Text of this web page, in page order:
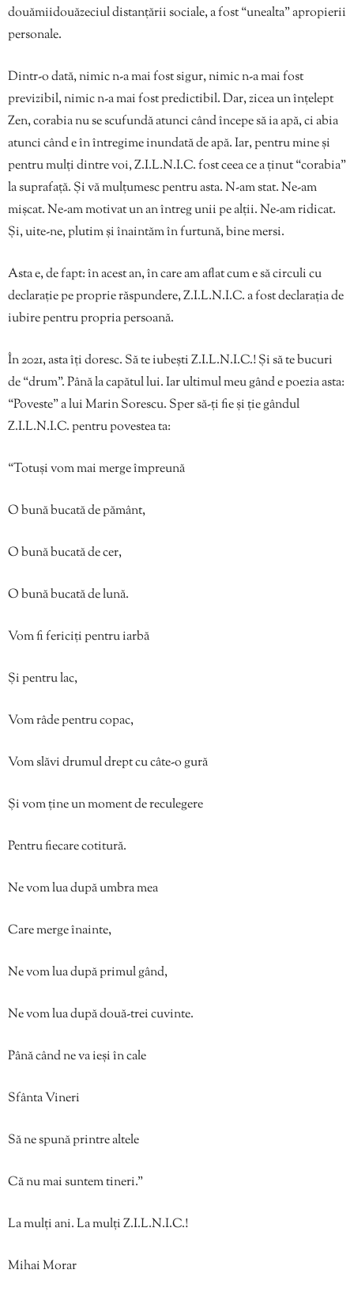
douămiidouăzeciul distanțării sociale, a fost “unealta” apropierii
personale.
Dintr-o dată, nimic n-a mai fost sigur, nimic n-a mai fost
previzibil, nimic n-a mai fost predictibil. Dar, zicea un înțelept
Zen, corabia nu se scufundă atunci când începe să ia apă, ci abia
atunci când e în întregime inundată de apă. Iar, pentru mine și
pentru mulți dintre voi, Z.I.L.N.I.C. fost ceea ce a ținut “corabia”
la suprafață. Și vă mulțumesc pentru asta. N-am stat. Ne-am
mișcat. Ne-am motivat un an întreg unii pe alții. Ne-am ridicat.
Și, uite-ne, plutim și înaintăm în furtună, bine mersi.
Asta e, de fapt: în acest an, în care am aflat cum e să circuli cu
declarație pe proprie răspundere, Z.I.L.N.I.C. a fost declarația de
iubire pentru propria persoană.
În 2021, asta îți doresc. Să te iubești Z.I.L.N.I.C.! Și să te bucuri
de “drum”. Până la capătul lui. Iar ultimul meu gând e poezia asta:
“Poveste” a lui Marin Sorescu. Sper să-ți fie și ție gândul
Z.I.L.N.I.C. pentru povestea ta:
“Totuși vom mai merge împreună
O bună bucată de pământ,
O bună bucată de cer,
O bună bucată de lună.
Vom fi fericiți pentru iarbă
Și pentru lac,
Vom râde pentru copac,
Vom slăvi drumul drept cu câte-o gură
Și vom ține un moment de reculegere
Pentru fiecare cotitură.
Ne vom lua după umbra mea
Care merge înainte,
Ne vom lua după primul gând,
Ne vom lua după două-trei cuvinte.
Până când ne va ieși în cale
Sfânta Vineri
Să ne spună printre altele
Că nu mai suntem tineri.”
La mulți ani. La mulți Z.I.L.N.I.C.!
Mihai Morar